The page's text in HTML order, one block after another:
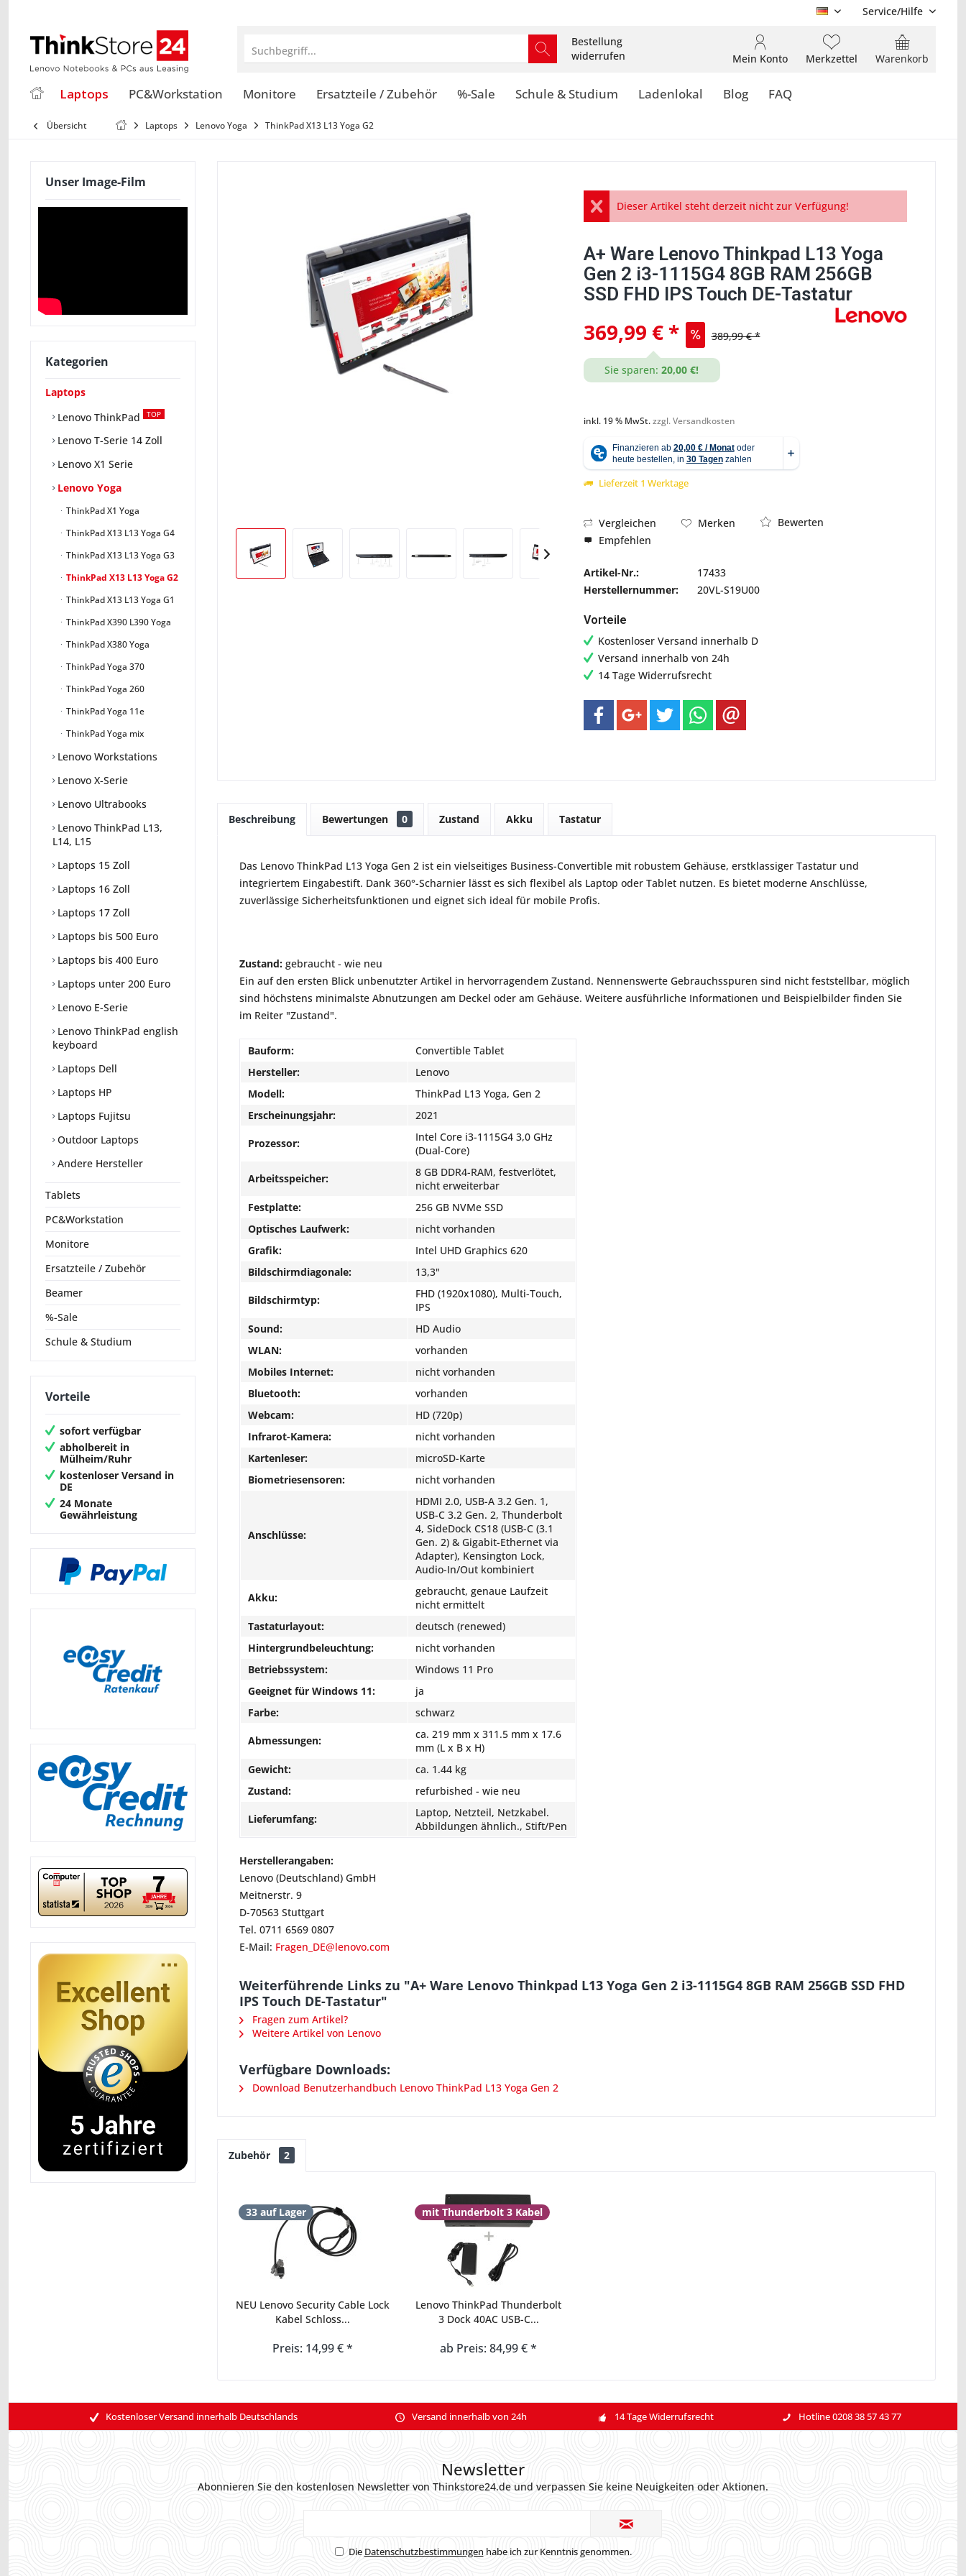
DE Service/Hilfe
Suchbegriff...
Bestellung
widerrufen
Warenkorb
Merkzettel
Mein Konto
Laptops PC&Workstation Monitore Ersatzteile / Zubehör %-Sale Schule & Studium Ladenlokal Blog FAQ
Übersicht Laptops Lenovo Yoga ThinkPad X13 L13 Yoga G2
Unser Image-Film
Kategorien
Laptops
Lenovo ThinkPad
TOP
Lenovo T-Serie 14 Zoll
Lenovo X1 Serie
Lenovo Yoga
ThinkPad X1 Yoga
ThinkPad X13 L13 Yoga G4
ThinkPad X13 L13 Yoga G3
ThinkPad X13 L13 Yoga G2
ThinkPad X13 L13 Yoga G1
ThinkPad X390 L390 Yoga
ThinkPad X380 Yoga
ThinkPad Yoga 370
ThinkPad Yoga 260
ThinkPad Yoga 11e
ThinkPad Yoga mix
Lenovo Workstations
Lenovo X-Serie
Lenovo Ultrabooks
Lenovo ThinkPad L13,
L14, L15
Laptops 15 Zoll
Laptops 16 Zoll
Laptops 17 Zoll
Laptops bis 500 Euro
Laptops bis 400 Euro
Laptops unter 200 Euro
Lenovo E-Serie
Lenovo ThinkPad english
keyboard
Laptops Dell
Laptops HP
Laptops Fujitsu
Outdoor Laptops
Andere Hersteller
Tablets
PC&Workstation
Monitore
Ersatzteile / Zubehör
Beamer
%-Sale
Schule & Studium
Vorteile
sofort verfügbar
abholbereit in
Mülheim/Ruhr
kostenloser Versand in
DE
24 Monate
Gewährleistung
Dieser Artikel steht derzeit nicht zur Verfügung!
A+ Ware Lenovo Thinkpad L13 Yoga
Gen 2 i3-1115G4 8GB RAM 256GB
SSD FHD IPS Touch DE-Tastatur
369,99 € * 389,99 € *
Sie sparen: 20,00 €!
inkl. 19 % MwSt.zzgl. Versandkosten
Lieferzeit 1 Werktage
Vergleichen Merken
Bewerten
Empfehlen
Artikel-Nr.:
17433
Herstellernummer:
20VL-S19U00
Vorteile
Kostenloser Versand innerhalb D
Versand innerhalb von 24h
14 Tage Widerrufsrecht
Beschreibung Bewertungen 0 Zustand Akku Tastatur
Das Lenovo ThinkPad L13 Yoga Gen 2 ist ein vielseitiges Business-Convertible mit robustem Gehäuse, erstklassiger Tastatur und
integriertem Eingabestift. Dank 360°-Scharnier lässt es sich flexibel als Laptop oder Tablet nutzen. Es bietet moderne Anschlüsse,
zuverlässige Sicherheitsfunktionen und eignet sich ideal für mobile Profis.
Zustand: gebraucht - wie neu
Ein auf den ersten Blick unbenutzter Artikel in hervorragendem Zustand. Nennenswerte Gebrauchsspuren sind nicht feststellbar, möglich
sind höchstens minimalste Abnutzungen am Deckel oder am Gehäuse. Weitere ausführliche Informationen und Beispielbilder finden Sie
im Reiter "Zustand".
Bauform:
Convertible Tablet
Hersteller:
Lenovo
Modell:
ThinkPad L13 Yoga, Gen 2
Erscheinungsjahr:
2021
Prozessor:
Intel Core i3-1115G4 3,0 GHz
(Dual-Core)
Arbeitsspeicher:
8 GB DDR4-RAM, festverlötet,
nicht erweiterbar
Festplatte:
256 GB NVMe SSD
Optisches Laufwerk:
nicht vorhanden
Grafik:
Intel UHD Graphics 620
Bildschirmdiagonale:
13,3"
Bildschirmtyp:
FHD (1920x1080), Multi-Touch,
IPS
Sound:
HD Audio
WLAN:
vorhanden
Mobiles Internet:
nicht vorhanden
Bluetooth:
vorhanden
Webcam:
HD (720p)
Infrarot-Kamera:
nicht vorhanden
Kartenleser:
microSD-Karte
Biometriesensoren:
nicht vorhanden
Anschlüsse:
HDMI 2.0, USB-A 3.2 Gen. 1,
USB-C 3.2 Gen. 2, Thunderbolt
4, SideDock CS18 (USB-C (3.1
Gen. 2) & Gigabit-Ethernet via
Adapter), Kensington Lock,
Audio-In/Out kombiniert
Akku:
gebraucht, genaue Laufzeit
nicht ermittelt
Tastaturlayout:
deutsch (renewed)
Hintergrundbeleuchtung:
nicht vorhanden
Betriebssystem:
Windows 11 Pro
Geeignet für Windows 11:
ja
Farbe:
schwarz
Abmessungen:
ca. 219 mm x 311.5 mm x 17.6
mm (L x B x H)
Gewicht:
ca. 1.44 kg
Zustand:
refurbished - wie neu
Lieferumfang:
Laptop, Netzteil, Netzkabel.
Abbildungen ähnlich., Stift/Pen
Herstellerangaben:
Lenovo (Deutschland) GmbH
Meitnerstr. 9
D-70563 Stuttgart
Tel. 0711 6569 0807
E-Mail: Fragen_DE@lenovo.com
Weiterführende Links zu "A+ Ware Lenovo Thinkpad L13 Yoga Gen 2 i3-1115G4 8GB RAM 256GB SSD FHD
IPS Touch DE-Tastatur"
Fragen zum Artikel?
Weitere Artikel von Lenovo
Verfügbare Downloads:
Download Benutzerhandbuch Lenovo ThinkPad L13 Yoga Gen 2
Zubehör 2
33 auf Lager
NEU Lenovo Security Cable Lock
Kabel Schloss...
Preis: 14,99 € *
mit Thunderbolt 3 Kabel
Lenovo ThinkPad Thunderbolt
3 Dock 40AC USB-C...
ab Preis: 84,99 € *
Kostenloser Versand innerhalb Deutschlands Versand innerhalb von 24h 14 Tage Widerrufsrecht Hotline 0208 38 57 43 77
Newsletter
Abonnieren Sie den kostenlosen Newsletter von Thinkstore24.de und verpassen Sie keine Neuigkeiten oder Aktionen.
Die Datenschutzbestimmungen habe ich zur Kenntnis genommen.